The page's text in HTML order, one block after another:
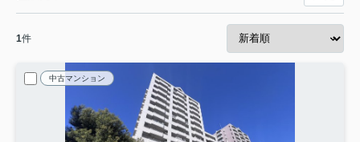
1件
中古マンション